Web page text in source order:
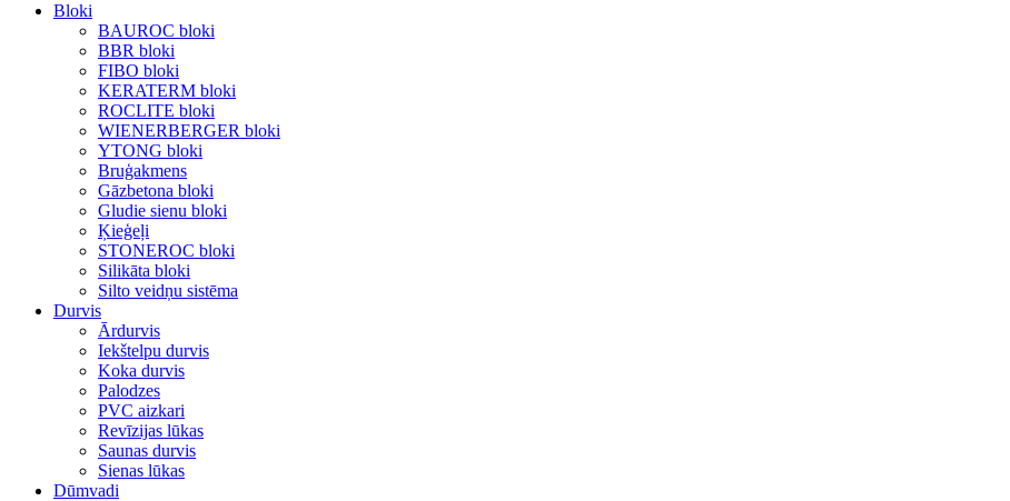
Bloki
BAUROC bloki
BBR bloki
FIBO bloki
KERATERM bloki
ROCLITE bloki
WIENERBERGER bloki
YTONG bloki
Bruģakmens
Gāzbetona bloki
Gludie sienu bloki
Ķieģeļi
STONEROC bloki
Silikāta bloki
Silto veidņu sistēma
Durvis
Ārdurvis
Iekštelpu durvis
Koka durvis
Palodzes
PVC aizkari
Revīzijas lūkas
Saunas durvis
Sienas lūkas
Dūmvadi